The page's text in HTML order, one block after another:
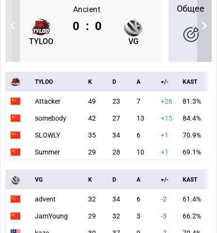
Ancient
TYLOO VG
0 : 0
Общее
TYLOO K D A +/- KAST
Attacker 49 23 7 +26 81.3%
somebody 42 27 13 +15 84.4%
SLOWLY 35 34 6 +1 70.9%
Summer 29 28 10 +1 69.1%
VG K D A +/- KAST
advent 32 34 6 -2 61.4%
JamYoung 29 32 3 -3 66.2%